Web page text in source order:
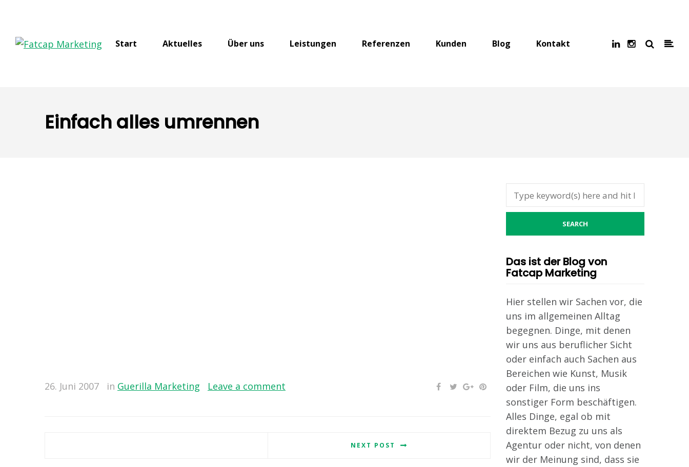
Start Aktuelles Über uns Leistungen Referenzen Kunden Blog Kontakt
Einfach alles umrennen
26. Juni 2007 in Guerilla Marketing Leave a comment
NEXT POST
Das ist der Blog von
Fatcap Marketing
Hier stellen wir Sachen vor, die
uns im allgemeinen Alltag
begegnen. Dinge, mit denen
wir uns aus beruflicher Sicht
oder einfach auch Sachen aus
Bereichen wie Kunst, Musik
oder Film, die uns ins
sonstiger Form beschäftigen.
Alles Dinge, egal ob mit
direktem Bezug zu uns als
Agentur oder nicht, von denen
wir der Meinung sind, dass sie